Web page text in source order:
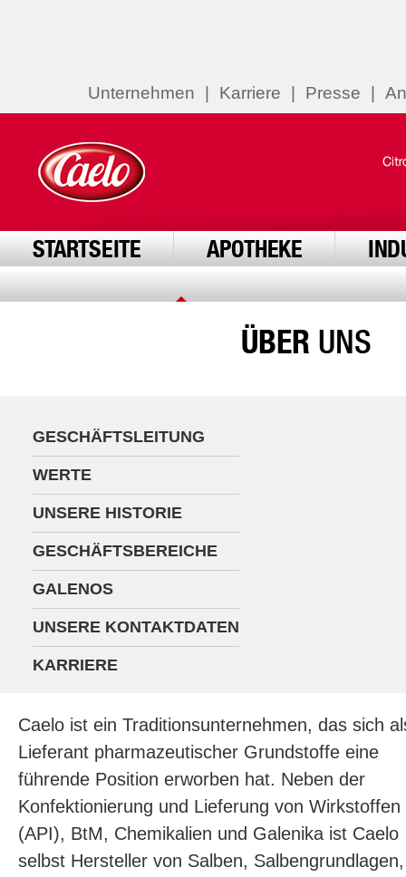
Unternehmen Karriere Presse
STARTSEITE APOTHEKE
ÜBER UNS
GESCHÄFTSLEITUNG
WERTE
UNSERE HISTORIE
GESCHÄFTSBEREICHE
GALENOS
UNSERE KONTAKTDATEN
KARRIERE
Caelo ist ein Traditionsunternehmen, das sich
Lieferant pharmazeutischer Grundstoffe eine
führende Position erworben hat. Neben der
Konfektionierung und Lieferung von Wirkstoffen
(API), BtM, Chemikalien und Galenika ist Caelo
selbst Hersteller von Salben, Salbengrundlagen,